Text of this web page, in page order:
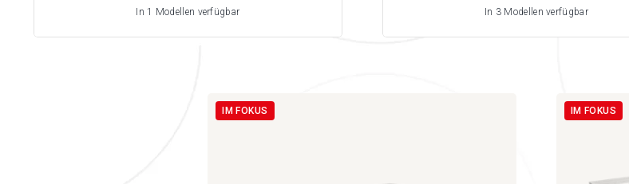
In 1 Modellen verfügbar In 3 Modellen verfügbar
IM FOKUS IM FOKUS